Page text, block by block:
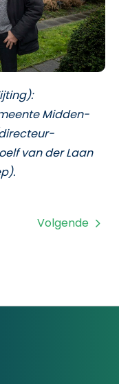
Midden-
van der Laan
Volgende